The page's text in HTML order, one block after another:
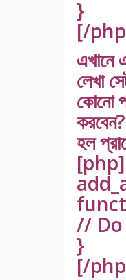
}
[/
এখানে
লেখা
কোনো
হল
[php]
// Do
}
[/